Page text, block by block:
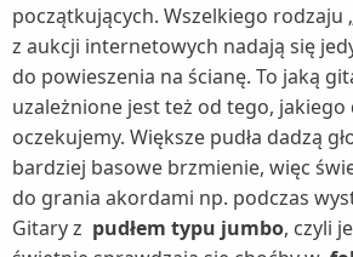
początkujących. Wszelkiego rodzaju
z aukcji internetowych nadają się
do powieszenia na ścianę. To jaką
uzależnione jest też od tego,
oczekujemy. Większe pudła dadzą
bardziej basowe brzmienie, więc
do grania akordami np. podczas
Gitary z pudłem typu jumbo, czyli